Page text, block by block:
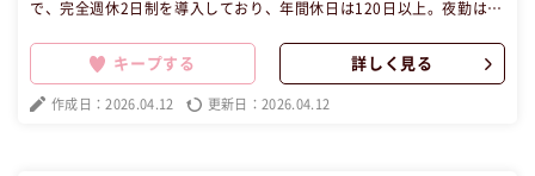
で、完全週休2日制を導入しており、年間休日は120日以上。夜勤はな
れる職場です。興味のある方はぜひご応募ください。元夜職経験者で
昼職が初めての方でも大歓迎です！ この昼職求人は東京都港区正社員
事務の昼職へ転職したい方の求人です。
キープする 詳しく見る
作成日：2026.04.12 更新日：2026.04.12